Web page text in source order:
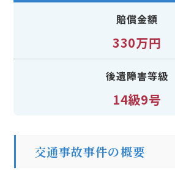
賠償金額
330万円
後遺障害等級
14級9号
交通事故事件の概要